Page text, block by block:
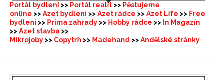
Portál bydlení >> Portál realit >> Pěstujeme
online >> Azet bydlení >> Azet rádce >> Azet Life >> Free
bydlení >> Prima zahrady >> Hobby rádce >> In Magazín
>> Azet stavba >>
Mikrojoby >> Copytrh >> Madehand >> Andělské stránky